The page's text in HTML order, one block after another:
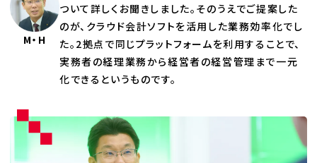
M・H
ついて詳しくお聞きしました。そのうえでご提案した
のが、クラウド会計ソフトを活用した業務効率化でし
た。2拠点で同じプラットフォームを利用することで、
実務者の経理業務から経営者の経営管理まで一元
化できるというものです。